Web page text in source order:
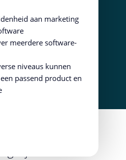
aan marketing
meerdere software-
niveaus kunnen
passend product en